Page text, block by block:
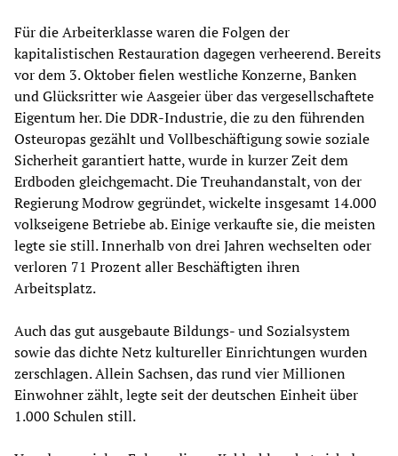
Für die Arbeiterklasse waren die Folgen der
kapitalistischen Restauration dagegen verheerend. Bereits
vor dem 3. Oktober fielen westliche Konzerne, Banken
und Glücksritter wie Aasgeier über das vergesellschaftete
Eigentum her. Die DDR-Industrie, die zu den führenden
Osteuropas gezählt und Vollbeschäftigung sowie soziale
Sicherheit garantiert hatte, wurde in kurzer Zeit dem
Erdboden gleichgemacht. Die Treuhandanstalt, von der
Regierung Modrow gegründet, wickelte insgesamt 14.000
volkseigene Betriebe ab. Einige verkaufte sie, die meisten
legte sie still. Innerhalb von drei Jahren wechselten oder
verloren 71 Prozent aller Beschäftigten ihren
Arbeitsplatz.
Auch das gut ausgebaute Bildungs- und Sozialsystem
sowie das dichte Netz kultureller Einrichtungen wurden
zerschlagen. Allein Sachsen, das rund vier Millionen
Einwohner zählt, legte seit der deutschen Einheit über
1.000 Schulen still.